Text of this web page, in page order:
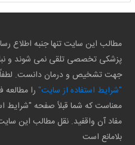
مطالب این سایت تنها جنبه اطلاع
پزشکی تخصصی تلقی نمی شوند و
جهت تشخیص و درمان دانست. لطفاً
"شرایط استفاده از سایت" را مطالعه
معناست که شما قبلاً صفحه "شرایط
مفاد آن واقفید. نقل مطالب این
بلامانع است